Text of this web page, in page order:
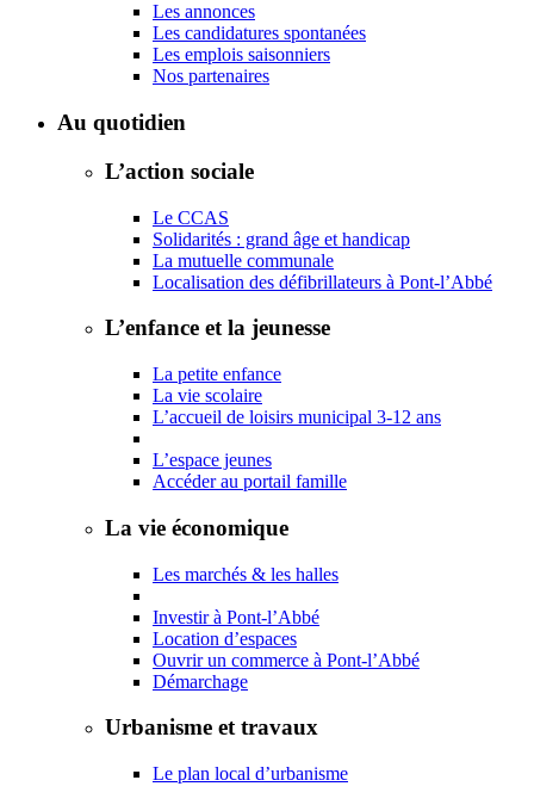
Les annonces
Les candidatures spontanées
Les emplois saisonniers
Nos partenaires
Au quotidien
L’action sociale
Le CCAS
Solidarités : grand âge et handicap
La mutuelle communale
Localisation des défibrillateurs à Pont-l’Abbé
L’enfance et la jeunesse
La petite enfance
La vie scolaire
L’accueil de loisirs municipal 3-12 ans
L’espace jeunes
Accéder au portail famille
La vie économique
Les marchés & les halles
Investir à Pont-l’Abbé
Location d’espaces
Ouvrir un commerce à Pont-l’Abbé
Démarchage
Urbanisme et travaux
Le plan local d’urbanisme